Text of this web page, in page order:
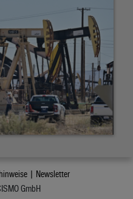
| Newsletter
GmbH